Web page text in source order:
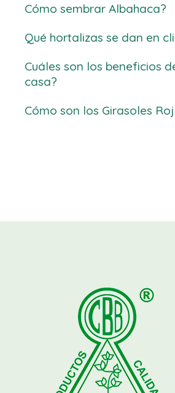
Cómo sembrar Albahaca?
Qué hortalizas se dan en
Cuáles son los beneficios
casa?
Cómo son los Girasoles